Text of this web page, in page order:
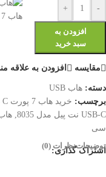
هاب 7 پورت USB-C نت پیل مدل 8035
-
+
افزودن به
سبد خرید
مقایسه افزودن به علاقه
دسته: هاب USB
برچسب: خرید هاب 7 پورت USB C
USB-C نت پیل مدل 8035
, هاب 7 پورت
سی
اشتراک گذاری:
توضیحاتنظرات (0)